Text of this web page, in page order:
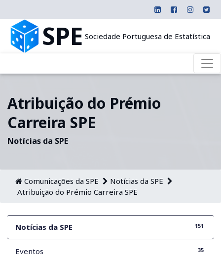
SPE Sociedade Portuguesa de Estatística
Atribuição do Prémio
Carreira SPE
Notícias da SPE
Comunicações da SPE
Notícias da SPE
Atribuição do Prémio Carreira SPE
Notícias da SPE 151
Eventos 35